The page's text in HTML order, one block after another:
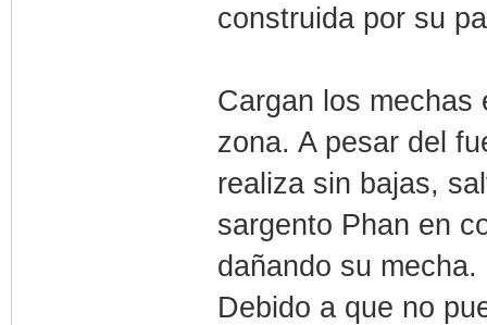
construida por su
Cargan los mechas
zona. A pesar del
realiza sin bajas,
sargento Phan en
dañando su mecha.
Debido a que no